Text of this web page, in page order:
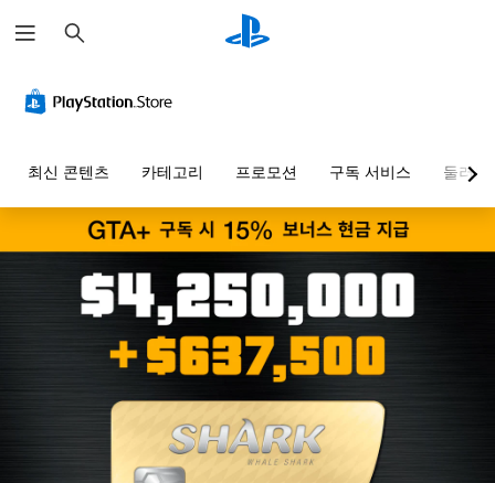
색
최신 콘텐츠 카테고리 프로모션 구독 서비스 둘러보